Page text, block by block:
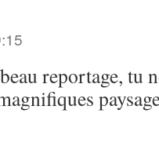
reportage, tu